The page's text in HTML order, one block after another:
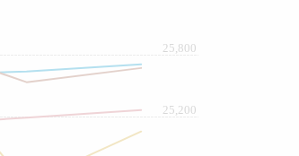
25,200
25,800